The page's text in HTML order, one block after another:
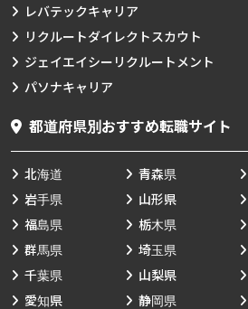
レバテックキャリア
リクルートダイレクトスカウト
ジェイエイシーリクルートメント
パソナキャリア
都道府県別おすすめ転職サイト
北海道 青森県
岩手県
山形県
福島県
栃木県
群馬県
埼玉県
千葉県
山梨県
愛知県
静岡県